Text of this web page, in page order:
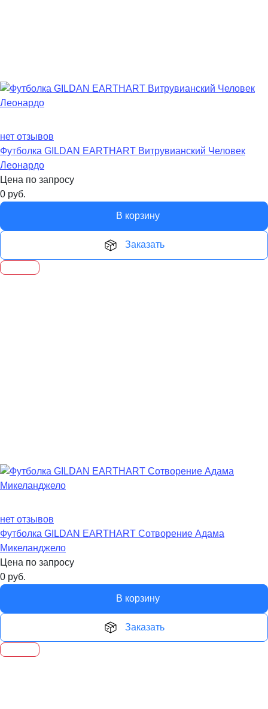
нет отзывов
Футболка GILDAN EARTHART Витрувианский Человек
Леонардо
Цена по запросу
0 руб.
В корзину
Заказать
нет отзывов
Футболка GILDAN EARTHART Сотворение Адама
Микеланджело
Цена по запросу
0 руб.
В корзину
Заказать